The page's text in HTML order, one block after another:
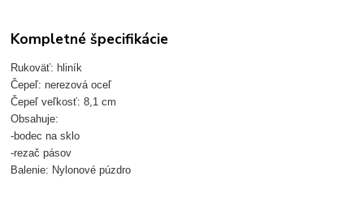
Kompletné špecifikácie
Rukoväť: hliník
Čepeľ: nerezová oceľ
Čepeľ veľkosť: 8,1 cm
Obsahuje:
-bodec na sklo
-rezač pásov
Balenie: Nylonové púzdro